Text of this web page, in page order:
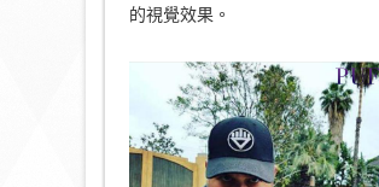
的視覺效果。